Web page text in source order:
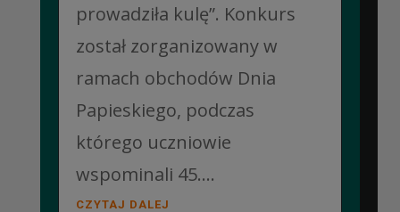
prowadziła kulę”. Konkurs
został zorganizowany w
ramach obchodów Dnia
Papieskiego, podczas
którego uczniowie
wspominali 45....
CZYTAJ DALEJ